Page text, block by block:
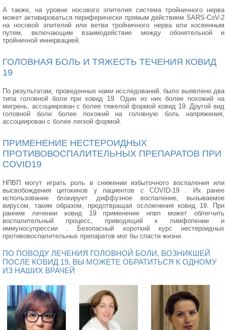
А также, на уровне носового эпителия система тройничного нерва
может активироваться периферически прямым действием SARS-CoV-2
на носовой эпителий или ветви тройничного нерва или косвенным
путем, включающим взаимодействие между обонятельной и
тройничной иннервацией.
ГОЛОВНАЯ БОЛЬ И ТЯЖЕСТЬ ТЕЧЕНИЯ КОВИД
19
По результатам, проведенных нами исследований, было выявлено два
типа головной боли при ковид 19. Один из них более похожий на
мигрень, ассоциирован с более тяжелой формой ковид 19. Другой вид
головной боли более похожий на головную боль напряжения,
ассоциирован с более легкой формой.
ПРИМЕНЕНИЕ НЕСТЕРОИДНЫХ
ПРОТИВОВОСПАЛИТЕЛЬНЫХ ПРЕПАРАТОВ ПРИ
COVID19
НПВП могут играть роль в снижении избыточного воспаления или
высвобождения цитокинов у пациентов с COVID-19 . Их ранее
использование блокирует диффузное воспаление, вызываемое
вирусом, таким образом, предотвращая осложнения ковид 19. При
раннем лечении ковид 19 применение нпвп может облегчить
воспалительный процесс, приводящий к лимфопении и
иммуносупрессии . Безопасный короткий курс нестероидных
противовоспалительных препаратов мог бы спасти жизни.
ПО ПОВОДУ ЛЕЧЕНИЯ ГОЛОВНОЙ БОЛИ, ВОЗНИКШЕЙ
ПОСЛЕ КОВИД 19, ВЫ МОЖЕТЕ ОБРАТИТЬСЯ К ОДНОМУ
ИЗ НАШИХ ВРАЧЕЙ